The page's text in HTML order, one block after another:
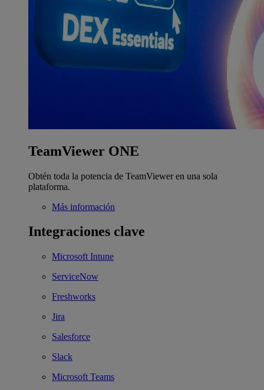
TeamViewer ONE
Obtén toda la potencia de TeamViewer en una sola
plataforma.
Más información
Integraciones clave
Microsoft Intune
ServiceNow
Freshworks
Jira
Salesforce
Slack
Microsoft Teams